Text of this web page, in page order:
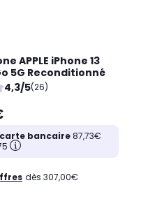
APPLE iPhone 13
5G Reconditionné
4,3/5(26)
bancaire87,73€
dès 307,00€